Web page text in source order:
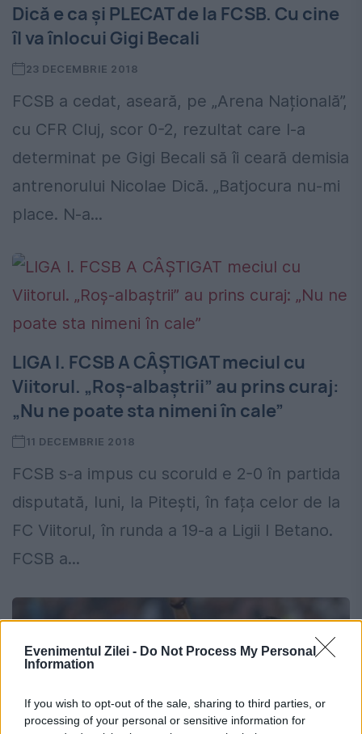
Evenimentul Zilei - Do Not Process My Personal
Information
If you wish to opt-out of the sale, sharing to third parties, or
processing of your personal or sensitive information for
Dică e ca și PLECAT de la FCSB. Cu cine
îl va înlocui Gigi Becali
23 DECEMBRIE 2018
FCSB a cedat, aseară, pe „Arena Națională”,
cu CFR Cluj, scor 0-2, rezultat care l-a
determinat pe Gigi Becali să îi ceară demisia
antrenorului Nicolae Dică. „Batjocura nu-mi
place. N-a...
LIGA I. FCSB A CÂȘTIGAT meciul cu
Viitorul. „Roș-albaștrii” au prins curaj:
„Nu ne poate sta nimeni în cale”
11 DECEMBRIE 2018
FCSB s-a impus cu scoruld e 2-0 în partida
disputată, luni, la Pitești, în fața celor de la
FC Viitorul, în runda a 19-a a Ligii I Betano.
FCSB a...